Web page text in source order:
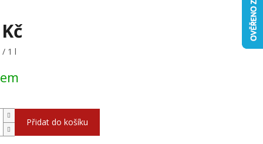
/ 1 l
Přidat do košíku